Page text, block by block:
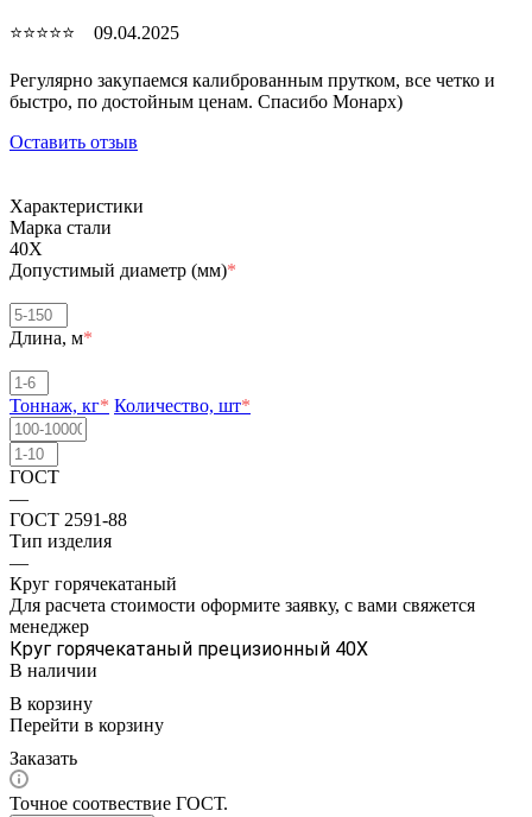
⭐⭐⭐⭐⭐ 09.04.2025
Регулярно закупаемся калиброванным прутком, все четко и
быстро, по достойным ценам. Спасибо Монарх)
Оставить отзыв
Характеристики
Марка стали
40Х
Допустимый диаметр (мм)*
Длина, м*
Тоннаж, кг* Количество, шт*
ГОСТ
—
ГОСТ 2591-88
Тип изделия
—
Круг горячекатаный
Для расчета стоимости оформите заявку, с вами свяжется
менеджер
Круг горячекатаный прецизионный 40Х
В наличии
В корзину
Перейти в корзину
Заказать
Точное соотвествие ГОСТ.